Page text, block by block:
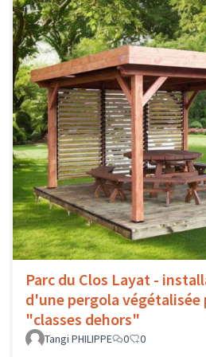
Parc du Clos Layat -
d'une pergola végétalisée
"classes dehors"
Tangi PHILIPPE 0 0